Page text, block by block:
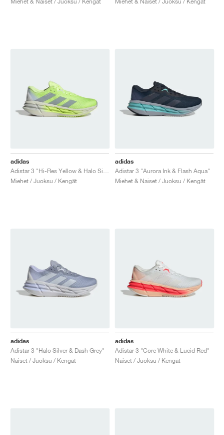
adidas
Miehet / Juoksu / Kengät
adidas
Adistar 3 "Aurora Ink & Flash Aqua"
Miehet & Naiset / Juoksu / Kengät
adidas
Adistar 3 "Halo Silver & Dash Grey"
Naiset / Juoksu / Kengät
adidas
Adistar 3 "Core White & Lucid Red"
Naiset / Juoksu / Kengät